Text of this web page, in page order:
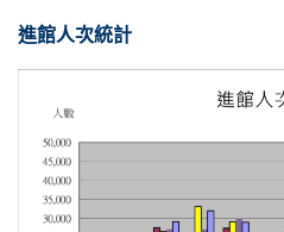
進館人次統計